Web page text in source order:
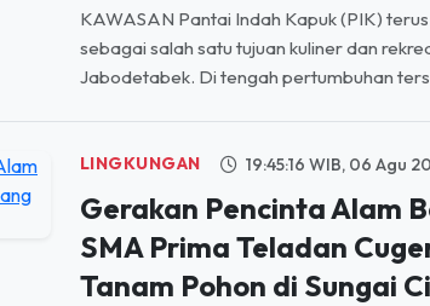
KAWASAN Pantai Indah Kapuk (PIK)
sebagai salah satu tujuan kuliner dan
Jabodetabek. Di tengah pertumbuhan
LINGKUNGAN 19:45:16 WIB, 06 Agu
Gerakan Pencinta Alam
SMA Prima Teladan
Tanam Pohon di Sungai